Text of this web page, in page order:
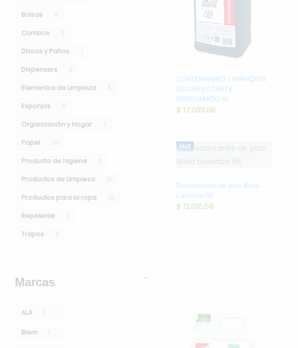
Papel
CUATERNARIO LIMPIADOR
DESINFECTANTE
PERFUMADO 5L
$ 17.089,88
Hot
Desodorante de piso Brisa
Lavanda 5lt
$ 12.016,58
Bolsas
Combos
Discos y Paños
Dispensers
Elementos de Limpieza
Esponjas
Organización y Hogar
Papel
Producto de higiene
Productos de Limpieza
Productos para la ropa
Repelente
Trapos
Marcas
ALA
Blem